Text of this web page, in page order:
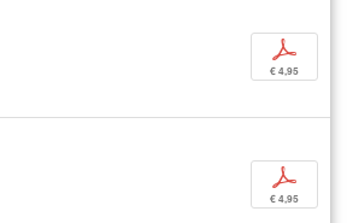
p
€ 4,95
p
€ 4,95